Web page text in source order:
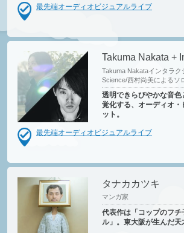
最先端オーディオビジュアルライブ
Takuma Nakata +
Takuma Nakataインタラ
Science/西村尚美によるソ
透明できらびやかな音
覚化する、オーディオ
ット。
最先端オーディオビジュアルライブ
タナカカツキ
マンガ家
代表作は「コップのフチ
ル」。東大阪が生んだ天